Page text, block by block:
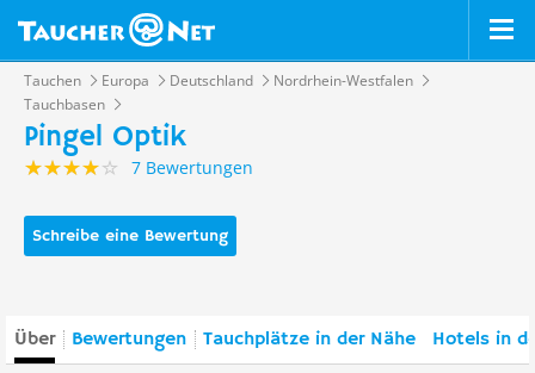
Tauchen Europa Deutschland
Nordrhein-Westfalen
Tauchbasen
Pingel Optik
7 Bewertungen
Schreibe eine Bewertung
Über Bewertungen Tauchplätze in der Nähe Hotels in